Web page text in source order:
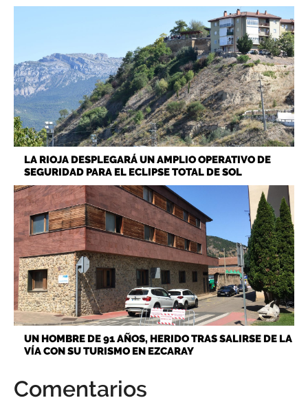
LA RIOJA DESPLEGARÁ UN AMPLIO OPERATIVO DE
SEGURIDAD PARA EL ECLIPSE TOTAL DE SOL
UN HOMBRE DE 91 AÑOS, HERIDO TRAS SALIRSE DE LA
VÍA CON SU TURISMO EN EZCARAY
Comentarios